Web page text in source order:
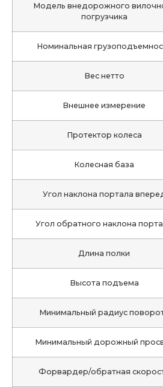
Модель внедорожного
погрузчика
Номинальная
Вес нетто
Внешнее измерение
Протектор колеса
Колесная база
Угол наклона портала
Угол обратного наклона
Длина полки
Высота подъема
Минимальный радиус
Минимальный дорожный
Форвардер/обратная